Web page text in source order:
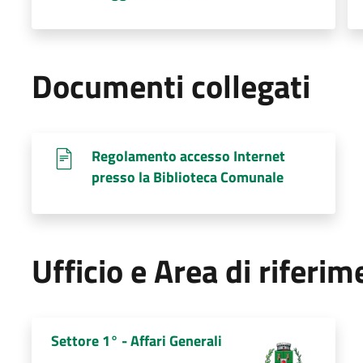
Documenti collegati
Regolamento accesso Internet
presso la Biblioteca Comunale
Ufficio e Area di
Settore 1° - Affari Generali